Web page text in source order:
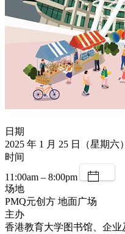
日期
2025 年 1 月 25 日（星期六
时间
11:00am – 8:00pm
场地
PMQ元创方 地面广场
主办
香港教育大学图书馆、企